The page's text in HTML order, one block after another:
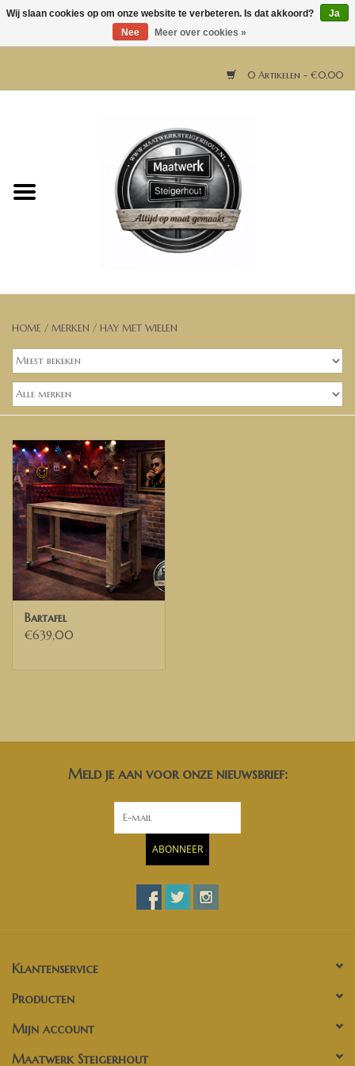
0 Artikelen - €0,00
Horeca meubels
Bartafels
Banken, stoelen &
(Bar)krukken
Plantenbakken
Hockers & Terrastafels
Opbergkisten
HOME / MERKEN / HAY MET WIELEN
Bartafel
€639,00
Meld je aan voor onze nieuwsbrief:
ABONNEER
Klantenservice
Producten
Mijn account
Maatwerk Steigerhout
Wij slaan cookies op om onze website te verbeteren. Is dat akkoord?
Ja
Nee
Meer over cookies »